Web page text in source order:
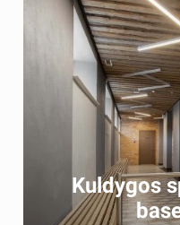
Kuldygos